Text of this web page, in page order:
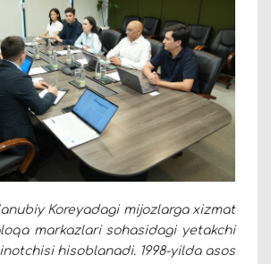
Koreyadagi mijozlarga xizmat
markazlari sohasidagi yetakchi
hisoblanadi. 1998-yilda asos